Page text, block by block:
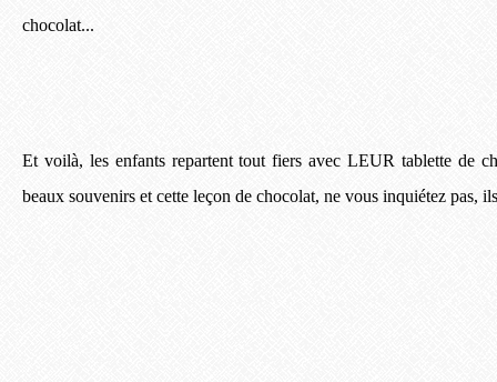
chocolat...
Et voilà, les enfants repartent tout fiers avec LEUR tablette de
beaux souvenirs et cette leçon de chocolat, ne vous inquiétez pas,